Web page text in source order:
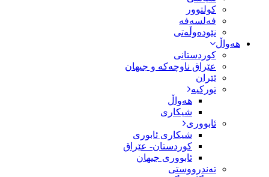
کولتوور
فەلسەفە
نێودەوڵەتی
هەواڵ
کوردستانی
عێراق ناوچەکە و جیهان
ئێران
تورکیە
هەواڵ
شیکاری
ئابووری
شیکاری ئابوری
کوردستان- عێراق
ئابووری جیهان
تەندرووستی